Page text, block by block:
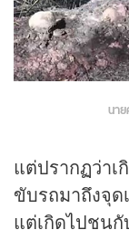
นาย
แต่ปรากฏว่าเ
ขับรถมาถึงจุด
แต่เกิดไปชน